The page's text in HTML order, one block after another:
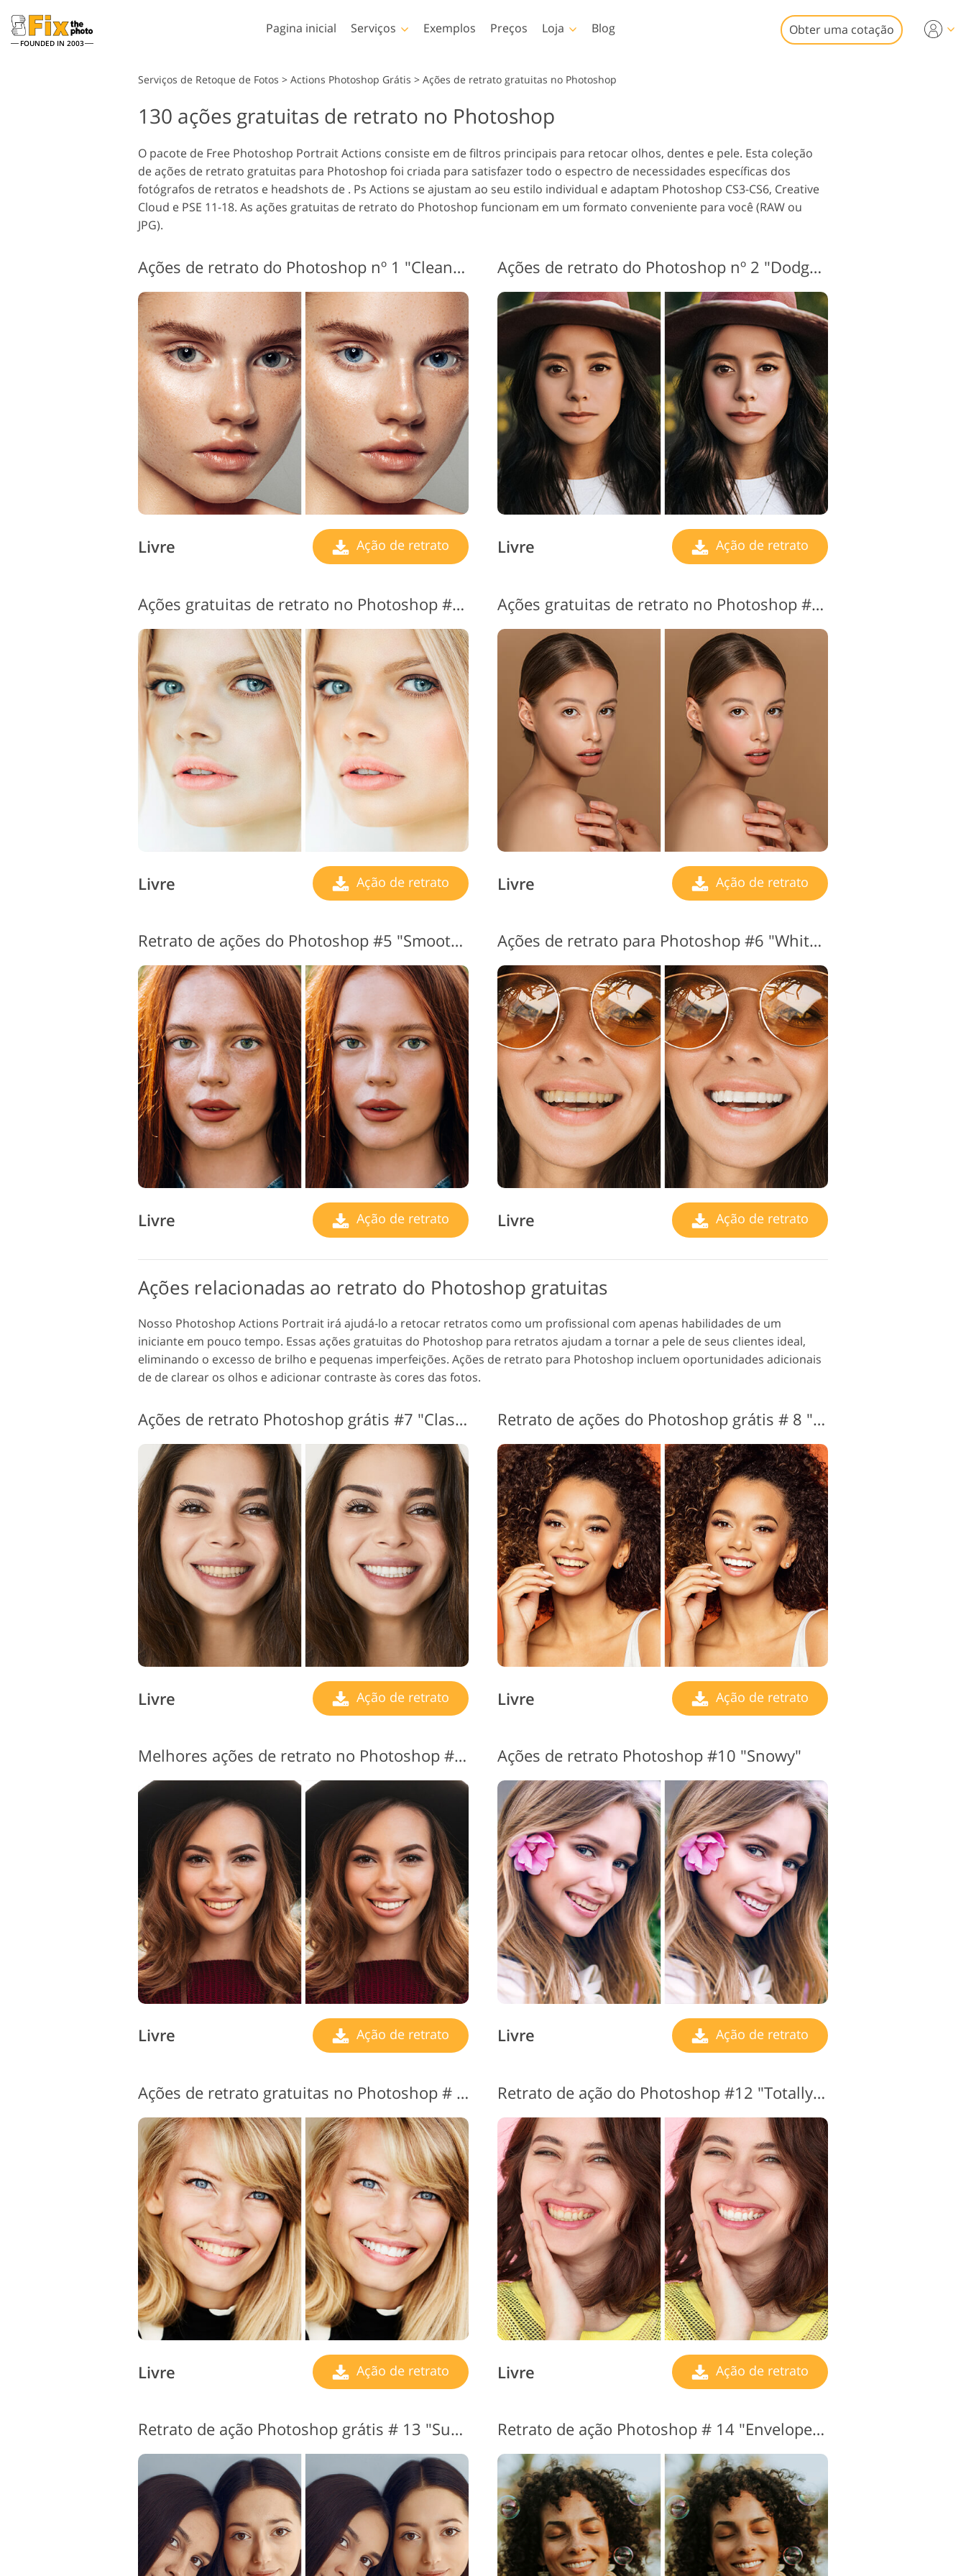
FOUNDED IN 2003
Pagina inicial Serviços
fotos
fotos de bebês
de imóveis
Serviços de retoque de
produtos
Serviços de retoque de
joias
Dados de Treinamento de
Serviços de edição de vídeo
Exemplos Preços Loja
Lightroom
Predefinições de
Lightroom
Coleções inteiras de
predefinições de LR
Predefinições de melhor
oferta
Coleção móvel
Photoshop
Photoshop Actions
Sobreposições de
Photoshop
Texturas de Photoshop
Ações PS Coleções
inteiras
Templates
Amostra
Cartões de Dia dos
Namorados
Convites de casamento
Convite de aniversário
Blog Obter uma cotação
Serviços de Retoque de Fotos > Actions Photoshop Grátis > Ações de retrato gratuitas no Photoshop
130 ações gratuitas de retrato no Photoshop
O pacote de Free Photoshop Portrait Actions consiste em de filtros principais para retocar olhos, dentes e pele. Esta coleção
de ações de retrato gratuitas para Photoshop foi criada para satisfazer todo o espectro de necessidades específicas dos
fotógrafos de retratos e headshots de . Ps Actions se ajustam ao seu estilo individual e adaptam Photoshop CS3-CS6, Creative
Cloud e PSE 11-18. As ações gratuitas de retrato do Photoshop funcionam em um formato conveniente para você (RAW ou
JPG).
Ações de retrato do Photoshop nº 1 "Clean Eyes"
Livre Ação de retrato
Ações de retrato do Photoshop nº 2 "Dodge&Burn"
Livre Ação de retrato
Ações gratuitas de retrato no Photoshop #3 "Skin Tone"
Livre Ação de retrato
Ações gratuitas de retrato no Photoshop #4 "Cheeks"
Livre Ação de retrato
Retrato de ações do Photoshop #5 "Smooth Skin"
Livre Ação de retrato
Ações de retrato para Photoshop #6 "White Teeth"
Livre Ação de retrato
Ações relacionadas ao retrato do Photoshop gratuitas
Nosso Photoshop Actions Portrait irá ajudá-lo a retocar retratos como um profissional com apenas habilidades de um
iniciante em pouco tempo. Essas ações gratuitas do Photoshop para retratos ajudam a tornar a pele de seus clientes ideal,
eliminando o excesso de brilho e pequenas imperfeições. Ações de retrato para Photoshop incluem oportunidades adicionais
de de clarear os olhos e adicionar contraste às cores das fotos.
Ações de retrato Photoshop grátis #7 "Classic"
Livre Ação de retrato
Retrato de ações do Photoshop grátis # 8 "Hollywood Smile"
Livre Ação de retrato
Melhores ações de retrato no Photoshop # 9 "Pure"
Livre Ação de retrato
Ações de retrato Photoshop #10 "Snowy"
Livre Ação de retrato
Ações de retrato gratuitas no Photoshop # 11 "Sparkle"
Livre Ação de retrato
Retrato de ação do Photoshop #12 "Totally White"
Livre Ação de retrato
Retrato de ação Photoshop grátis # 13 "Sunkissed" Retrato de ação Photoshop # 14 "Enveloped by Sunlight"